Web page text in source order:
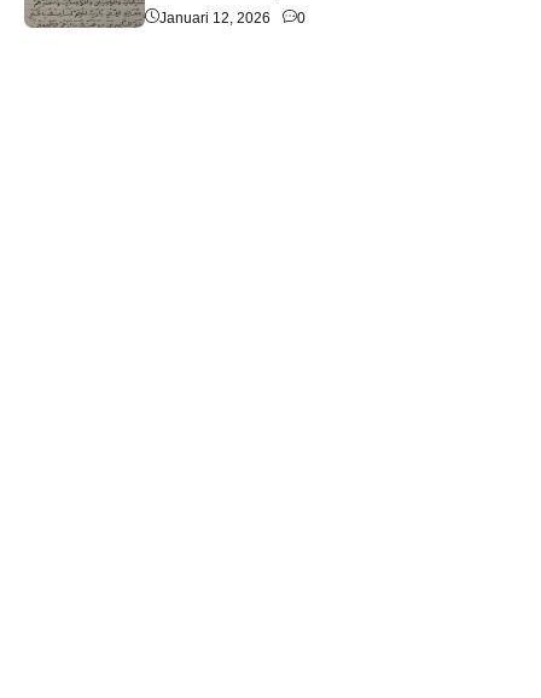
Januari 12, 2026 0